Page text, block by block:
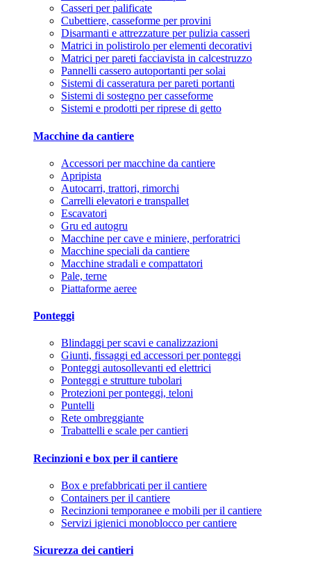
Casseri per palificate
Cubettiere, casseforme per provini
Disarmanti e attrezzature per pulizia casseri
Matrici in polistirolo per elementi decorativi
Matrici per pareti facciavista in calcestruzzo
Pannelli cassero autoportanti per solai
Sistemi di casseratura per pareti portanti
Sistemi di sostegno per casseforme
Sistemi e prodotti per riprese di getto
Macchine da cantiere
Accessori per macchine da cantiere
Apripista
Autocarri, trattori, rimorchi
Carrelli elevatori e transpallet
Escavatori
Gru ed autogru
Macchine per cave e miniere, perforatrici
Macchine speciali da cantiere
Macchine stradali e compattatori
Pale, terne
Piattaforme aeree
Ponteggi
Blindaggi per scavi e canalizzazioni
Giunti, fissaggi ed accessori per ponteggi
Ponteggi autosollevanti ed elettrici
Ponteggi e strutture tubolari
Protezioni per ponteggi, teloni
Puntelli
Rete ombreggiante
Trabattelli e scale per cantieri
Recinzioni e box per il cantiere
Box e prefabbricati per il cantiere
Containers per il cantiere
Recinzioni temporanee e mobili per il cantiere
Servizi igienici monoblocco per cantiere
Sicurezza dei cantieri